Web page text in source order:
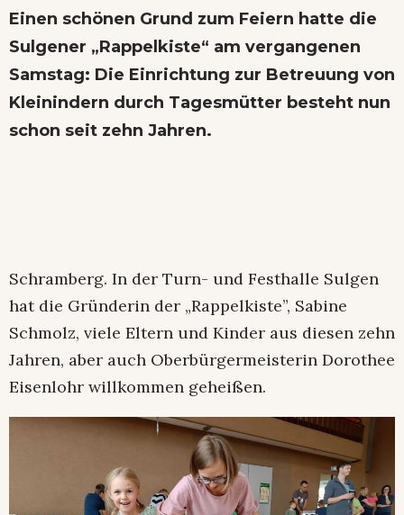
Einen schönen Grund zum Feiern hatte die
Sulgener „Rappelkiste“ am vergangenen
Samstag: Die Einrichtung zur Betreuung von
Kleinindern durch Tagesmütter besteht nun
schon seit zehn Jahren.
Schramberg. In der Turn- und Festhalle Sulgen
hat die Gründerin der „Rappelkiste”, Sabine
Schmolz, viele Eltern und Kinder aus diesen zehn
Jahren, aber auch Oberbürgermeisterin Dorothee
Eisenlohr willkommen geheißen.